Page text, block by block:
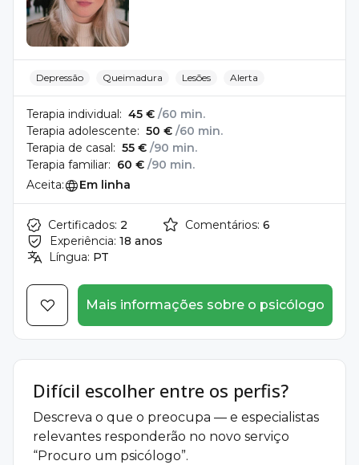
Depressão Queimadura Lesões Alerta
Terapia individual: 45 € /60 min.
Terapia adolescente: 50 € /60 min.
Terapia de casal: 55 € /90 min.
Terapia familiar: 60 € /90 min.
Aceita:
Em linha
Certificados: 2
Experiência: 18 anos
Língua: PT
Comentários: 6
Mais informações sobre o psicólogo
Difícil escolher entre os perfis?
Descreva o que o preocupa — e especialistas
relevantes responderão no novo serviço
“Procuro um psicólogo”.